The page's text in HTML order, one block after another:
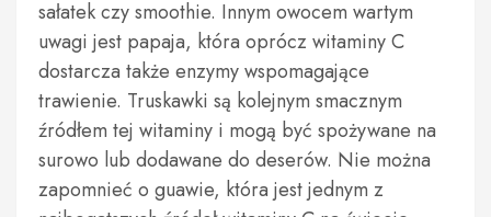
sałatek czy smoothie. Innym owocem wartym
uwagi jest papaja, która oprócz witaminy C
dostarcza także enzymy wspomagające
trawienie. Truskawki są kolejnym smacznym
źródłem tej witaminy i mogą być spożywane na
surowo lub dodawane do deserów. Nie można
zapomnieć o guawie, która jest jednym z